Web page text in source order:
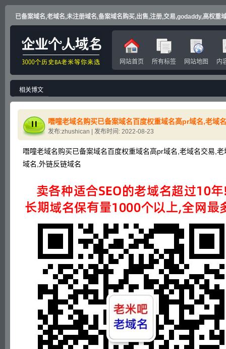
已备案域名,老域名,未注册域名,备案域名购买,出售,注册,交易,godaddy,高权重
网站首页 所有标签 网站地图 内
相关博文
发布:zhushican | 发布时间: 2022-08-23
噆噇老域名购买已备案域名百度权重域名高pr域名,老域名交易,
域名,外链反链域名